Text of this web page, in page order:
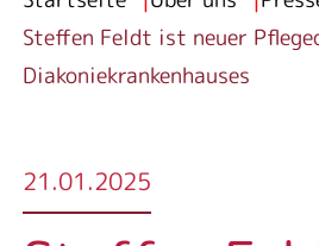
Steffen Feldt ist neuer
Diakoniekrankenhauses
21.01.2025